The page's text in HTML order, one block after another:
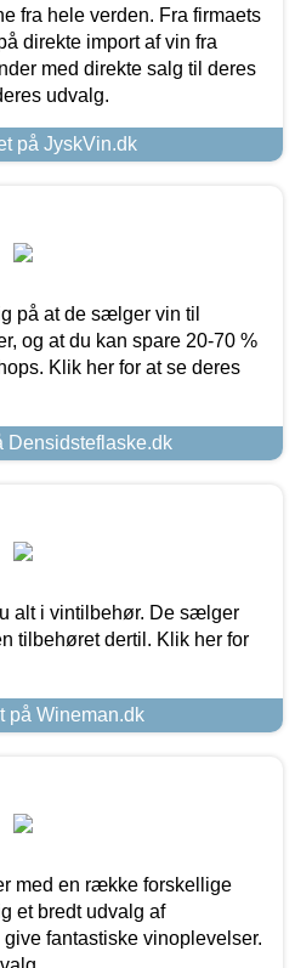
fra hele verden. Fra firmaets
direkte import af vin fra
med direkte salg til deres
udvalg.
på JyskVin.dk
på at de sælger vin til
og at du kan spare 20-70 %
Klik her for at se deres
Densidsteflaske.dk
alt i vintilbehør. De sælger
tilbehøret dertil. Klik her for
på Wineman.dk
med en række forskellige
et bredt udvalg af
fantastiske vinoplevelser.